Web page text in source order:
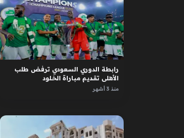
رابطة الدوري السعودي ترفض طلب
الأهلي تقديم مباراة الخلود
منذ 3 أشهر